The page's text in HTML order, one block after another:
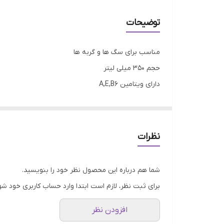
توضیحات
مناسب برای سگ ها و گربه ها
حجم 350 میلی لیتر
دارای ویتامین A,E,B6
مرطوب کننده پوست و مو
درخشان کننده پوست و مو
نظرات
شما هم درباره این محصول نظر خود را بنویسید.
برای ثبت نظر، لازم است ابتدا وارد حساب کاربری خود
افزودن نظر